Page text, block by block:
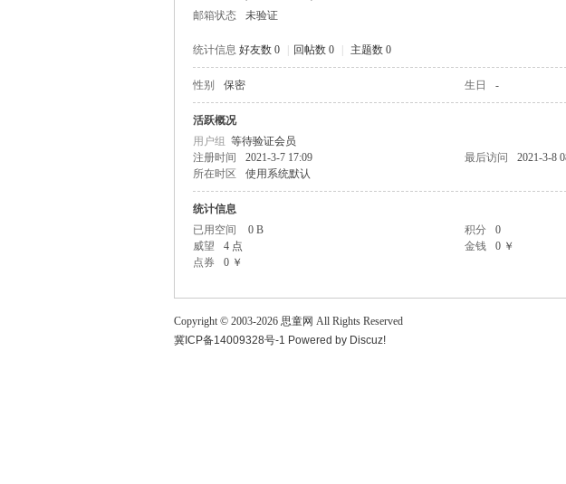
论
邮箱状态
未验证
统计信息 好友数 0 回帖数 0 主题数 0
性别 保密 生日 -
活跃概况
用户组 等待验证会员
注册时间
2021-3-7 17:09 最后访问 2021-3-8
所在时区
使用系统默认
统计信息
已用空间
0 B 积分 0
威望
4 点 金钱 0 ￥
点券
0 ￥
Copyright © 2003-2026 思童网 All Rights Reserved
冀ICP备14009328号-1 Powered by Discuz!